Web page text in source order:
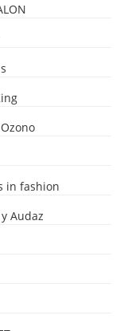
in fashion
Audaz